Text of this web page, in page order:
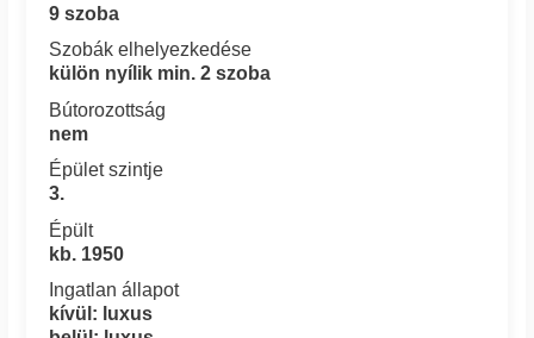
9 szoba
Szobák elhelyezkedése
külön nyílik min. 2 szoba
Bútorozottság
nem
Épület szintje
3.
Épült
kb. 1950
Ingatlan állapot
kívül: luxus